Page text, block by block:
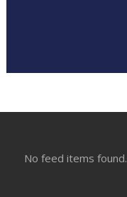
No feed items found.